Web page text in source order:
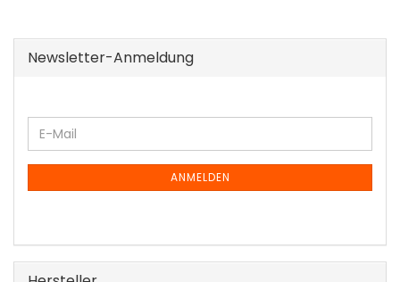
Newsletter-Anmeldung
WEITER
ZUR
NEWSLETTER-
E-
Mail
ANMELDEN